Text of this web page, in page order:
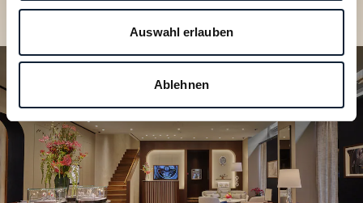
Auswahl erlauben
Ablehnen